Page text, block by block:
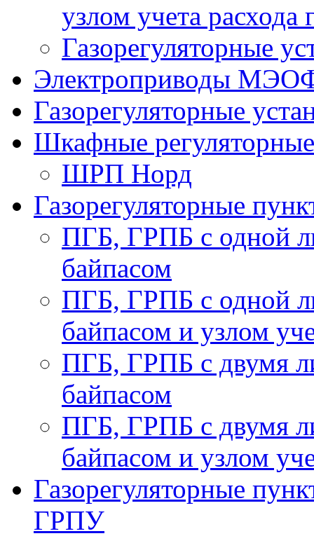
узлом учета расхода
Газорегуляторные
Электроприводы
Газорегуляторные
Шкафные
ШРП Норд
Газорегуляторные
ПГБ, ГРПБ с одной
байпасом
ПГБ, ГРПБ с одной
байпасом и узлом
ПГБ, ГРПБ с двумя
байпасом
ПГБ, ГРПБ с двумя
байпасом и узлом
Газорегуляторные
ГРПУ